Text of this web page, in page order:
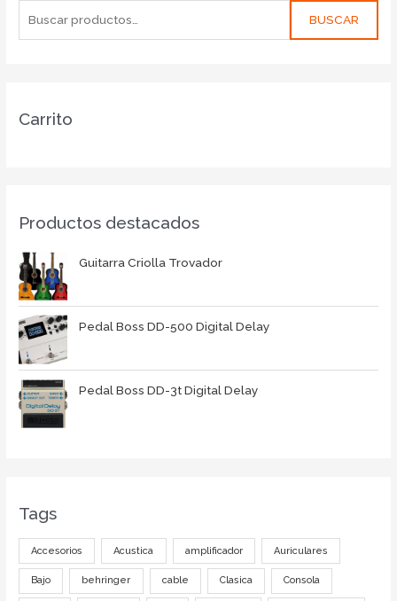
BUSCAR
Carrito
Productos destacados
Guitarra Criolla Trovador
Pedal Boss DD-500 Digital Delay
Pedal Boss DD-3t Digital Delay
Tags
Accesorios Acustica amplificador Auriculares
Bajo behringer cable Clasica Consola